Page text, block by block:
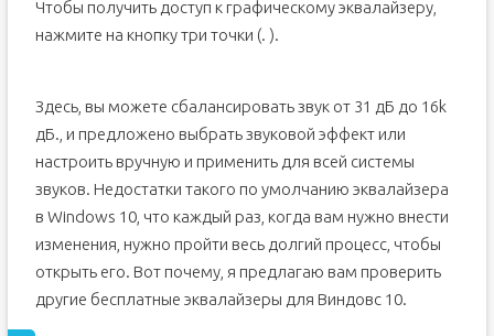
Чтобы получить доступ к графическому эквалайзеру,
нажмите на кнопку три точки (. ).
Здесь, вы можете сбалансировать звук от 31 дБ до 16k
дБ., и предложено выбрать звуковой эффект или
настроить вручную и применить для всей системы
звуков. Недостатки такого по умолчанию эквалайзера
в Windows 10, что каждый раз, когда вам нужно внести
изменения, нужно пройти весь долгий процесс, чтобы
открыть его. Вот почему, я предлагаю вам проверить
другие бесплатные эквалайзеры для Виндовс 10.